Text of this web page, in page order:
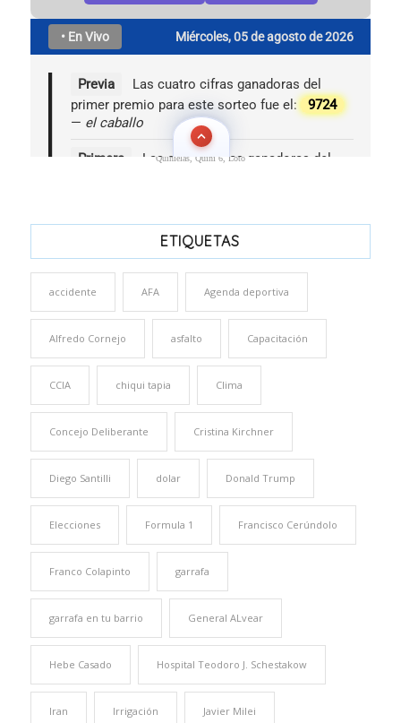
Quinielas, Quini 6, Loto
ETIQUETAS
accidente AFA Agenda deportiva
Alfredo Cornejo asfalto Capacitación
CCIA chiqui tapia Clima
Concejo Deliberante Cristina Kirchner
Diego Santilli dolar Donald Trump
Elecciones Formula 1 Francisco Cerúndolo
Franco Colapinto garrafa
garrafa en tu barrio General ALvear
Hebe Casado Hospital Teodoro J. Schestakow
Iran Irrigación Javier Milei